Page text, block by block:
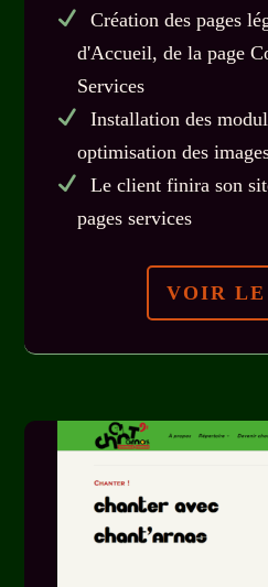
Création des pages
d'Accueil, de la page
Services
Installation des
optimisation des
Le client finira son
pages services
VOIR LE